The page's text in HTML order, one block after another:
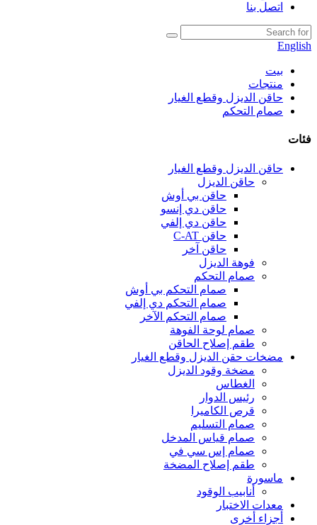
اتصل بنا
English
بيت
منتجات
حاقن الديزل وقطع الغيار
صمام التحكم
فئات
حاقن الديزل وقطع الغيار
حاقن الديزل
حاقن بي أوش
حاقن دي إنسو
حاقن دي إلفي
حاقن C-AT
حاقن آخر
فوهة الديزل
صمام التحكم
صمام التحكم بي أوش
صمام التحكم دي إلفي
صمام التحكم الآخر
صمام لوحة الفوهة
طقم إصلاح الحاقن
مضخات حقن الديزل وقطع الغيار
مضخة وقود الديزل
الغطاس
رئيس الدوار
قرص الكاميرا
صمام التسليم
صمام قياس المدخل
صمام إس سي في
طقم إصلاح المضخة
ماسورة
أنابيب الوقود
معدات الاختبار
أجزاء أخرى